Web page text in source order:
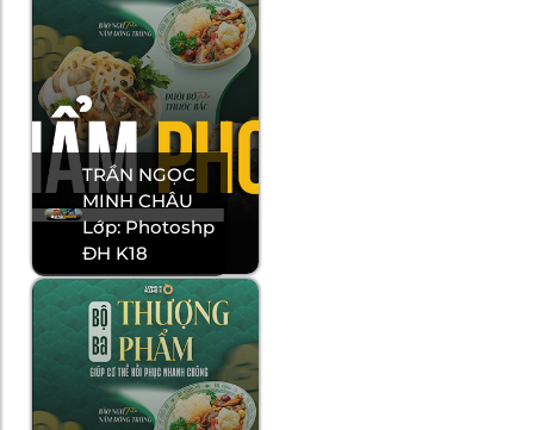
TRẦN NGỌC
MINH CHÂU
Lớp: Photoshp
ĐH K18